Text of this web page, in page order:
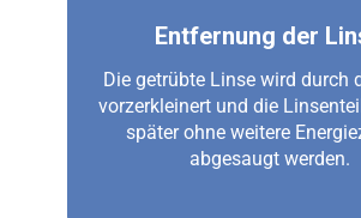
Entfernung der
Die getrübte Linse wird durch
vorzerkleinert und die
später ohne weitere
abgesaugt werden.